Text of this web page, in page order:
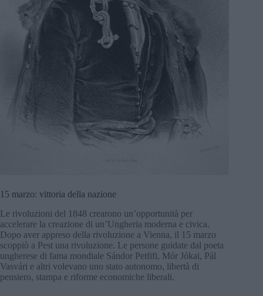
15 marzo: vittoria della nazione
Le rivoluzioni del 1848 crearono un’opportunità per
accelerare la creazione di un’Ungheria moderna e civica.
Dopo aver appreso della rivoluzione a Vienna, il 15 marzo
scoppiò a Pest una rivoluzione. Le persone guidate dal poeta
ungherese di fama mondiale Sándor Petfifi, Mór Jókai, Pál
Vasvári e altri volevano uno stato autonomo, libertà di
pensiero, stampa e riforme economiche liberali.